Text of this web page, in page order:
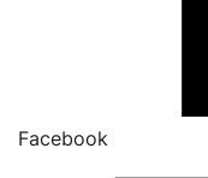
Facebook